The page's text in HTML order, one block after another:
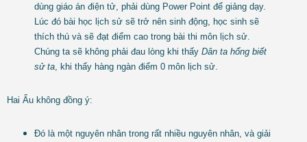
dùng giáo án điện tử, phải dùng Power Point để giảng dạy.
Lúc đó bài học lịch sử sẽ trở nên sinh động, học sinh sẽ
thích thú và sẽ đạt điểm cao trong bài thi môn lịch sử.
Chúng ta sẽ không phải đau lòng khi thấy Dân ta hổng biết
sử ta, khi thấy hàng ngàn điểm 0 môn lịch sử.
Hai Ẩu không đồng ý:
Đó là một nguyên nhân trong rất nhiều nguyên nhân, và giải